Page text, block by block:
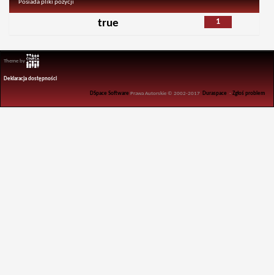
Posiada pliki pozycji
1
true
Theme by
Deklaracja dostępności
DSpace Software Prawa Autorskie © 2002-2017 Duraspace -Zgłoś problem